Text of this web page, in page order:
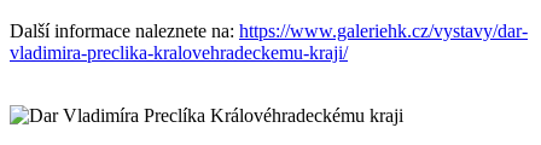
Další informace naleznete na: https://www.galeriehk.cz/vystavy/dar-
vladimira-preclika-kralovehradeckemu-kraji/